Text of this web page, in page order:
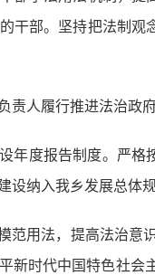
干部。坚持把法制
责人履行推进法治政
年度报告制度。严
设纳入我乡发展总体
范用法，提高法治
新时代中国特色社会